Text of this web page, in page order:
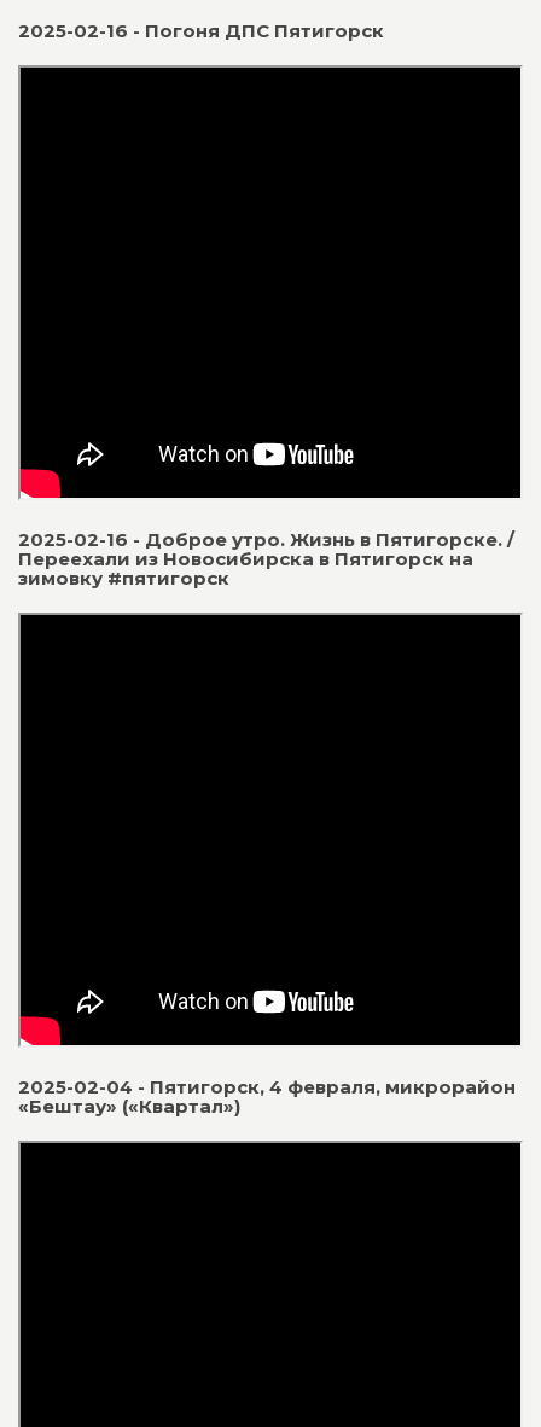
2025-02-16 - Погоня ДПС Пятигорск
2025-02-16 - Доброе утро. Жизнь в Пятигорске. /
Переехали из Новосибирска в Пятигорск на
зимовку #пятигорск
2025-02-04 - Пятигорск, 4 февраля, микрорайон
«Бештау» («Квартал»)